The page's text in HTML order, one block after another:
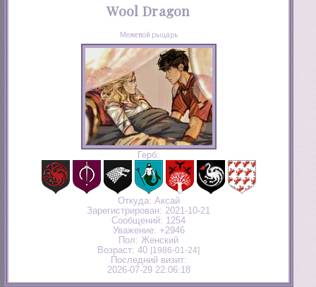
Wool Dragon
Межевой рыцарь
Герб:
Откуда: Аксай
Зарегистрирован: 2021-10-21
Сообщений: 1254
Уважение: +2946
Пол: Женский
Возраст: 40 [1986-01-24]
Последний визит:
2026-07-29 22:06:18